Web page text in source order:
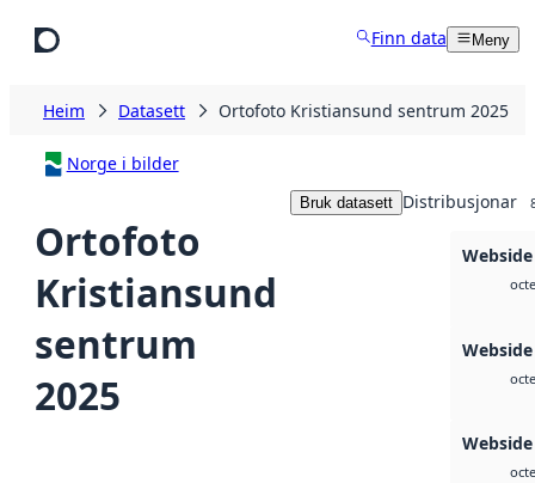
Finn data Meny
Heim Datasett Ortofoto Kristiansund sentrum 2025
Norge i bilder
Ortofoto
Kristiansund
sentrum
2025
Bruk datasett Distribusjonar
Webside